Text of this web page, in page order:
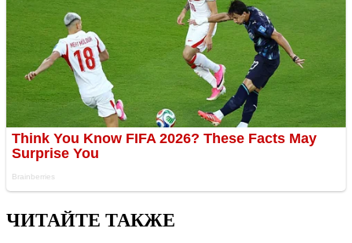
ЧИТАЙТЕ ТАКЖЕ